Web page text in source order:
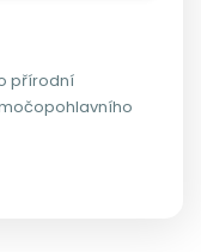
přírodní